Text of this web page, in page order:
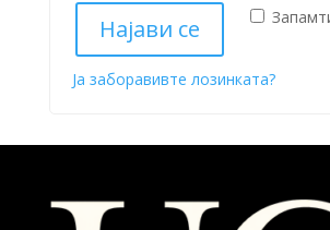
Најави се
Ја заборавивте лозинката?